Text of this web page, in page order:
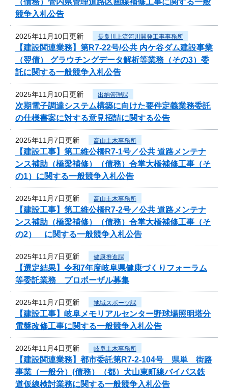
競争入札公告
2025年11月10日更新 長良川上流河川開発工事事務所
【建設関連業務】第R7-22号/公共 内ケ谷ダム建設事業
（翌債） グラウチングデータ解析等業務（その3）委
託に関する一般競争入札公告
2025年11月10日更新 出納管理課
次期電子調達システム構築に向けた要件定義業務委託
の仕様書案に対する意見招請に関する公告
2025年11月7日更新 高山土木事務所
【建設工事】第工維公橋R7-1号／公共 道路メンテナ
ンス補助（橋梁補修）（債務）合掌大橋補修工事（そ
の1）に関する一般競争入札公告
2025年11月7日更新 高山土木事務所
【建設工事】第工維公橋R7-2号／公共 道路メンテナ
ンス補助（橋梁補修）（債務）合掌大橋補修工事（そ
の2） に関する一般競争入札公告
2025年11月7日更新 健康推進課
【選定結果】令和7年度岐阜県健康づくりフォーラム
等委託業務 プロポーザル募集
2025年11月7日更新 地域スポーツ課
【建設工事】岐阜メモリアルセンター野球場照明塔分
電盤改修工事に関する一般競争入札公告
2025年11月4日更新 岐阜土木事務所
【建設関連業務】都市委託第R7-2-104号 県単 街路
事業（一般分）(債務）（都）犬山東町線バイパス鉄
道仮線検討業務に関する一般競争入札公告